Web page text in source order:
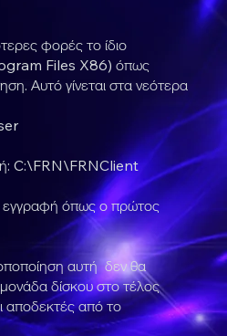
εγγραφή όπως ο πρώτος
αυτή δεν θα
δίσκου στο τέλος
αποδεκτές από το
φορές το ίδιο
Files X86) όπως
Αυτό γίνεται στα νεότερα
C:\FRN\FRNClient